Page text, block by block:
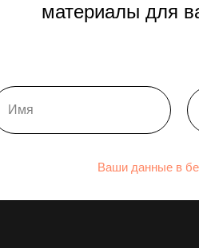
материалы для
Ваши данные в